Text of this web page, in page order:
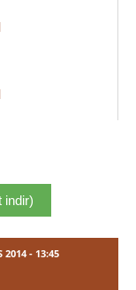
indir)
2014- 13:45